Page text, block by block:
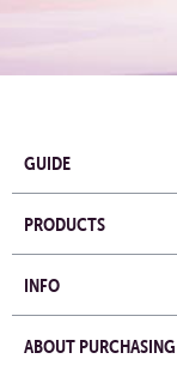
GUIDE
PRODUCTS
INFO
ABOUT PURCHASING